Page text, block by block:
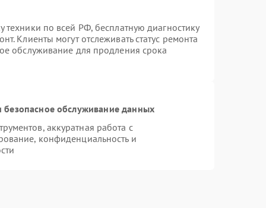
техники по всей РФ, бесплатную диагностику
Клиенты могут отслеживать статус ремонта
обслуживание для продления срока
обслуживание данных
аккуратная работа с
конфиденциальность и